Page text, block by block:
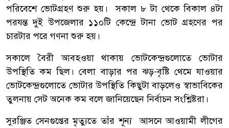
পরিবেশে ভোটগ্রহণ শুরু হয়। সকাল ৮ টা থেকে বিকাল ৪টা
পরযন্ত দুই উপজেলার ১১০টি কেন্দ্রে টানা ভোট গ্রহণের পর
চারটার পরে গণনা শুরু হয়।
সকালে বৈরী আবহওয়া থাকায় ভোটকেন্দ্রগুলোতে ভোটার
উপস্থিতি কম ছিল। বেলা বাড়ার পর ঝড়-বৃষ্টি থেমে যাওয়ার
ভোটকেন্দ্রগুলোতে ভোটার উপস্থিতি কিছুটা বাড়লেও স্বাভাবিকের
তুলনায় সেট অনেক কম বলে জানিয়েছেন নির্বাচন সংশ্লিষ্টরা।
সুরঞ্জিত সেনগুপ্তের মৃত্যুতে তাঁর শূন্য আসনে আওয়ামী লীগের